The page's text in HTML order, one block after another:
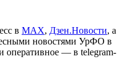
в МАХ, Дзен.Новости, а
новостями УрФО в
оперативное — в telegram-